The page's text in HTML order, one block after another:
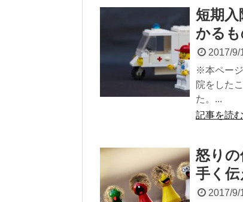
短期
かる
2017/9/
※本ペー
院をした
た。...
記事を読む
怒り
手く伝
2017/9/